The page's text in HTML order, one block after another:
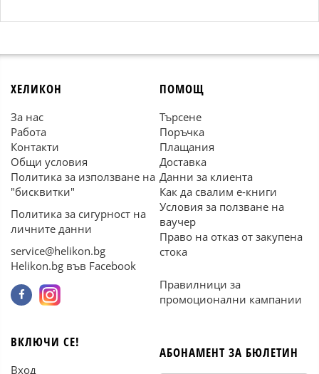
ХЕЛИКОН
За нас
Работа
Контакти
Общи условия
Политика за използване на
"бисквитки"
Политика за сигурност на
личните данни
service@helikon.bg
Helikon.bg във Facebook
ПОМОЩ
Търсене
Поръчка
Плащания
Доставка
Данни за клиента
Как да свалим е-книги
Условия за ползване на
ваучер
Право на отказ от закупена
стока
Правилници за
промоционални кампании
ВКЛЮЧИ СЕ!
Вход
АБОНАМЕНТ ЗА БЮЛЕТИН